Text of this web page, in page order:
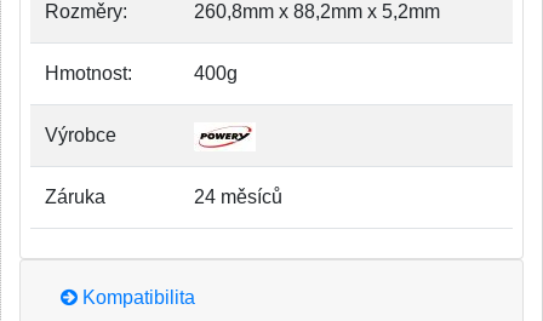
Rozměry: 260,8mm x 88,2mm x 5,2mm
Hmotnost: 400g
Výrobce
Záruka 24 měsíců
Kompatibilita